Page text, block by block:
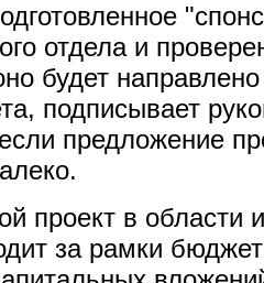
отдела и
будет
подписывает
предложение
проект в
за рамки